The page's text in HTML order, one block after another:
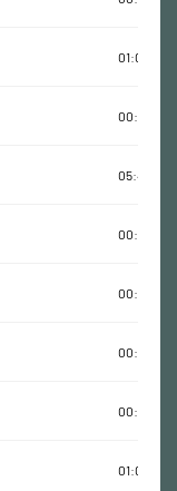
01:05:52
00:38:07
05:41:41
00:35:43
00:46:43
00:56:24
00:28:58
01:02:34